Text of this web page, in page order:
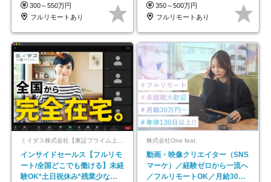
300～550万円
フルリモートあり
350～500万円
フルリモートあり
ミイダス株式会社【東証プライム上場パーソルグループ】
インサイドセールス【フルリモ
ート/全国どこでも働ける】未経
験OK*土日祝休み*残業少なめ*
株式会社One feat.
動画・映像クリエイター（SNS
マーケ）／経験ゼロから一流へ
／フルリモートOK／月給30万